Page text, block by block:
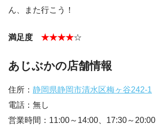
ん、また行こう！
満足度 ★★★★☆
あじぶかの店舗情報
住所： 静岡県静岡市清水区梅ヶ谷242-1
電話：無し
営業時間：11:00～14:00、17:30～20:00